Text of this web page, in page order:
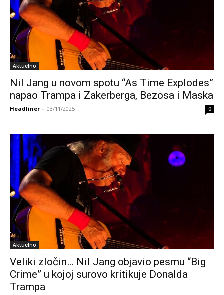
Aktuelno
Nil Jang u novom spotu “As Time Explodes”
napao Trampa i Zakerberga, Bezosa i Maska
Headliner - 03/11/2025 0
Aktuelno
Veliki zločin… Nil Jang objavio pesmu “Big
Crime” u kojoj surovo kritikuje Donalda
Trampa